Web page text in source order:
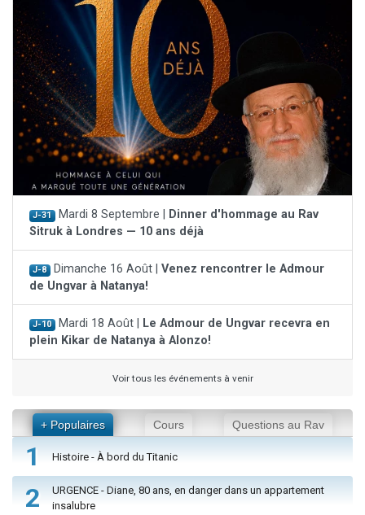
J-31 Mardi 8 Septembre |
Dinner d'hommage au Rav
Sitruk à Londres — 10 ans déjà
J-8 Dimanche 16 Août | Venez rencontrer le Admour
de Ungvar à Natanya!
J-10 Mardi 18 Août |
Le Admour de Ungvar recevra en
plein Kikar de Natanya à Alonzo!
Voir tous les événements à venir
+ Populaires Cours Questions au Rav
1 Histoire - À bord du Titanic
2
URGENCE - Diane, 80 ans, en danger dans un appartement
insalubre